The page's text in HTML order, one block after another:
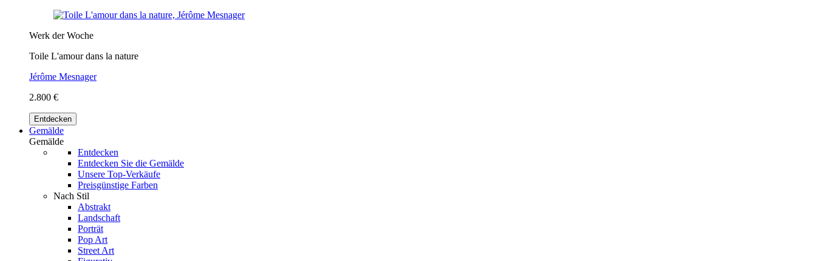
Werk der Woche
Toile L'amour dans la nature
Jérôme Mesnager
2.800 €
Entdecken
Gemälde
Gemälde
Entdecken
Entdecken Sie die Gemälde
Unsere Top-Verkäufe
Preisgünstige Farben
Nach Stil
Abstrakt
Landschaft
Porträt
Pop Art
Street Art